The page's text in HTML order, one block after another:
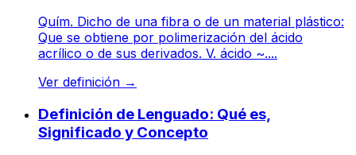
Quím. Dicho de una fibra o de un material plástico:
Que se obtiene por polimerización del ácido
acrílico o de sus derivados. V. ácido ~....
Ver definición →
Definición de Lenguado: Qué es,
Significado y Concepto